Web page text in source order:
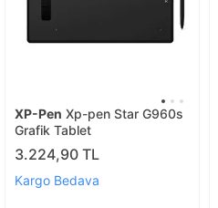
XP-Pen Xp-pen Star G960s
Grafik Tablet
3.224,90 TL
Kargo Bedava